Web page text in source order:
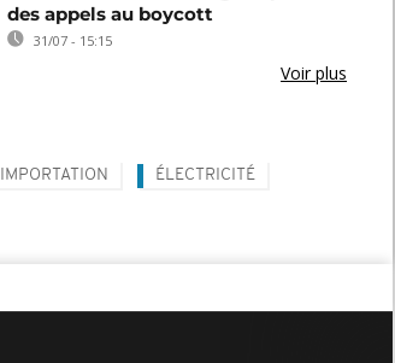
des appels au boycott
31/07 - 15:15
Voir plus
IMPORTATION ÉLECTRICITÉ